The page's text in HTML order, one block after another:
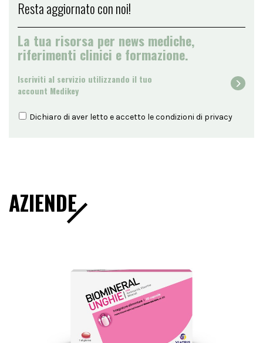
Resta aggiornato con noi!
La tua risorsa per news mediche,
riferimenti clinici e formazione.
Iscriviti al servizio utilizzando il tuo
account Medikey
Dichiaro di aver letto e accetto le condizioni di privacy
AZIENDE